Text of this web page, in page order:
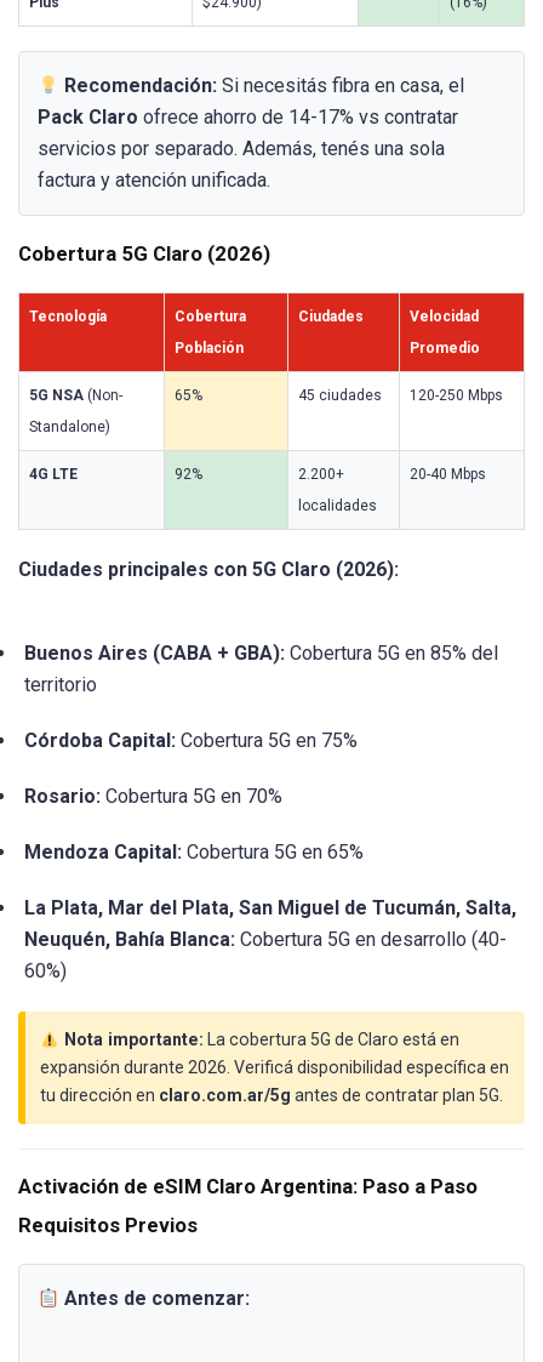
Recomendación: Si necesitás fibra en casa, el
Pack Claro ofrece ahorro de 14-17% vs contratar
servicios por separado. Además, tenés una sola
factura y atención unificada.
Cobertura 5G Claro (2026)
Tecnología
Cobertura
Población
Ciudades
Velocidad
Promedio
5G NSA (Non-
Standalone)
65% 45 ciudades 120-250 Mbps
4G LTE 92%
2.200+
localidades
20-40 Mbps
Ciudades principales con 5G Claro (2026):
Buenos Aires (CABA + GBA): Cobertura 5G en 85% del
territorio
Córdoba Capital: Cobertura 5G en 75%
Rosario: Cobertura 5G en 70%
Mendoza Capital: Cobertura 5G en 65%
La Plata, Mar del Plata, San Miguel de Tucumán, Salta,
Neuquén, Bahía Blanca: Cobertura 5G en desarrollo (40-
60%)
Nota importante: La cobertura 5G de Claro está en
expansión durante 2026. Verificá disponibilidad específica en
tu dirección en claro.com.ar/5g antes de contratar plan 5G.
Activación de eSIM Claro Argentina: Paso a Paso
Requisitos Previos
Antes de comenzar: